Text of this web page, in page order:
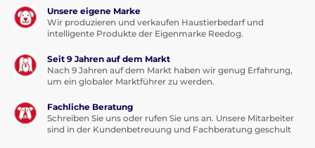
Unsere eigene Marke
Wir produzieren und verkaufen Haustierbedarf und
intelligente Produkte der Eigenmarke Reedog.
Seit 9 Jahren auf dem Markt
Nach 9 Jahren auf dem Markt haben wir genug Erfahrung,
um ein globaler Marktführer zu werden.
Fachliche Beratung
Schreiben Sie uns oder rufen Sie uns an. Unsere Mitarbeiter
sind in der Kundenbetreuung und Fachberatung geschult